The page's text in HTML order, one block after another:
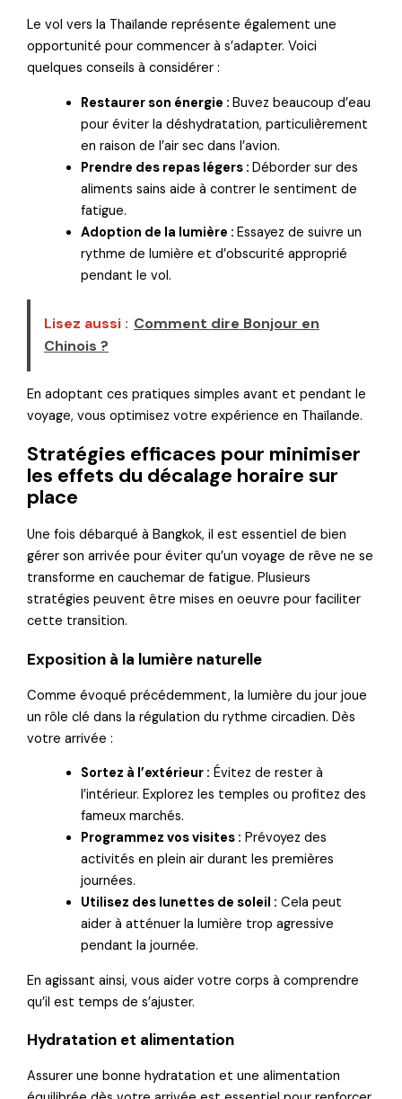
Le vol vers la Thaïlande représente également une
opportunité pour commencer à s’adapter. Voici
quelques conseils à considérer :
Restaurer son énergie :Buvez beaucoup d’eau
pour éviter la déshydratation, particulièrement
en raison de l’air sec dans l’avion.
Prendre des repas légers :Déborder sur des
aliments sains aide à contrer le sentiment de
fatigue.
Adoption de la lumière :Essayez de suivre un
rythme de lumière et d’obscurité approprié
pendant le vol.
Lisez aussi : Comment dire Bonjour en
Chinois ?
En adoptant ces pratiques simples avant et pendant le
voyage, vous optimisez votre expérience en Thaïlande.
Stratégies efficaces pour minimiser
les effets du décalage horaire sur
place
Une fois débarqué à Bangkok, il est essentiel de bien
gérer son arrivée pour éviter qu’un voyage de rêve ne se
transforme en cauchemar de fatigue. Plusieurs
stratégies peuvent être mises en oeuvre pour faciliter
cette transition.
Exposition à la lumière naturelle
Comme évoqué précédemment, la lumière du jour joue
un rôle clé dans la régulation du rythme circadien. Dès
votre arrivée :
Sortez à l’extérieur : Évitez de rester à
l’intérieur. Explorez les temples ou profitez des
fameux marchés.
Programmez vos visites : Prévoyez des
activités en plein air durant les premières
journées.
Utilisez des lunettes de soleil : Cela peut
aider à atténuer la lumière trop agressive
pendant la journée.
En agissant ainsi, vous aider votre corps à comprendre
qu’il est temps de s’ajuster.
Hydratation et alimentation
Assurer une bonne hydratation et une alimentation